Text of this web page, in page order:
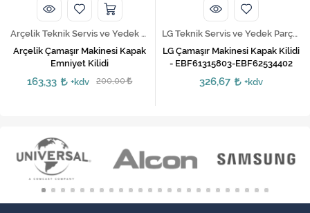
Arçelik Teknik Servis ve Yedek Parça Hizmetleri
Arçelik Çamaşır Makinesi Kapak
Emniyet Kilidi
163,33 +kdv 200,00
LG Teknik Servis ve Yedek Parça Hizmetleri
LG Çamaşır Makinesi Kapak Kilidi
- EBF61315803-EBF62534402
326,67 +kdv